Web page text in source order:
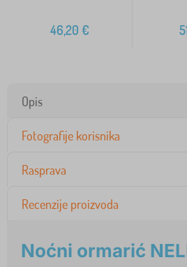
46,20 €
Opis
Fotografije korisnika
Rasprava
Recenzije proizvoda
Noćni ormarić